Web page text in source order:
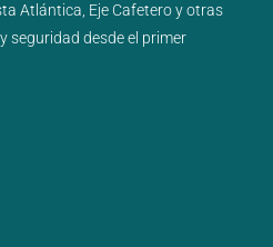
Atlántica, Eje Cafeteroyotras
seguridad desde el primer